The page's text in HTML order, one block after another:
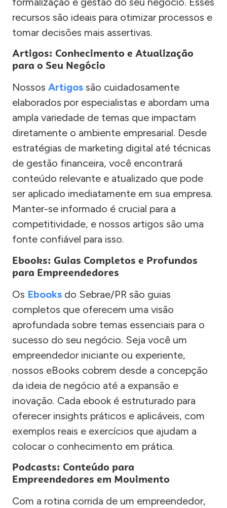
recursos são ideais para otimizar processos e
tomar decisões mais assertivas.
Artigos: Conhecimento e Atualização
para o Seu Negócio
Nossos Artigos são cuidadosamente
elaborados por especialistas e abordam uma
ampla variedade de temas que impactam
diretamente o ambiente empresarial. Desde
estratégias de marketing digital até técnicas
de gestão financeira, você encontrará
conteúdo relevante e atualizado que pode
ser aplicado imediatamente em sua empresa.
Manter-se informado é crucial para a
competitividade, e nossos artigos são uma
fonte confiável para isso.
Ebooks: Guias Completos e Profundos
para Empreendedores
Os Ebooks do Sebrae/PR são guias
completos que oferecem uma visão
aprofundada sobre temas essenciais para o
sucesso do seu negócio. Seja você um
empreendedor iniciante ou experiente,
nossos eBooks cobrem desde a concepção
da ideia de negócio até a expansão e
inovação. Cada ebook é estruturado para
oferecer insights práticos e aplicáveis, com
exemplos reais e exercícios que ajudam a
colocar o conhecimento em prática.
Podcasts: Conteúdo para
Empreendedores em Movimento
Com a rotina corrida de um empreendedor,